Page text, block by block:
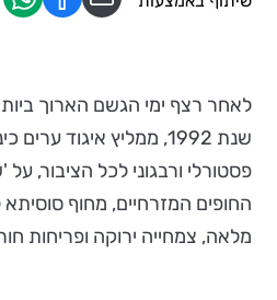
לאחר רצף ימי הגשם הארוך
שנת 1992, ממליץ איגוד
פסטורלי ורבגוני לכל הציבור,
החופים המזרחיים, מחוף סוסיתא
מלאה, צמחייה ירוקה ופריחות